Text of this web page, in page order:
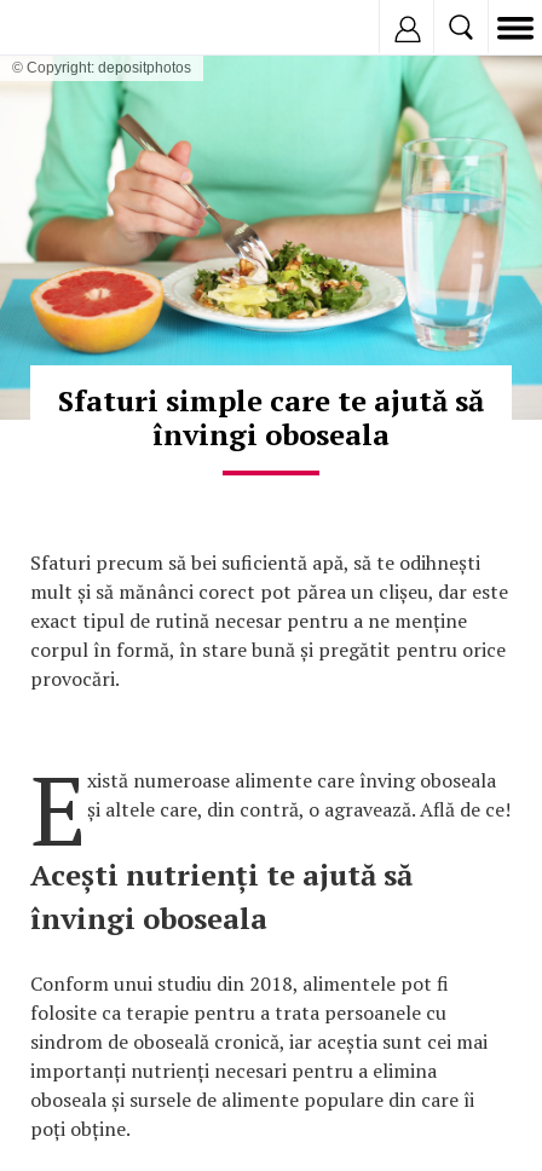
© Copyright: depositphotos
Sfaturi simple care te ajută să
învingi oboseala
Sfaturi precum să bei suficientă apă, să te odihnești
mult și să mănânci corect pot părea un clișeu, dar este
exact tipul de rutină necesar pentru a ne menține
corpul în formă, în stare bună și pregătit pentru orice
provocări.
E xistă numeroase alimente care înving oboseala
și altele care, din contră, o agravează. Află de ce!
Acești nutrienți te ajută să
învingi oboseala
Conform unui studiu din 2018, alimentele pot fi
folosite ca terapie pentru a trata persoanele cu
sindrom de oboseală cronică, iar aceștia sunt cei mai
importanți nutrienți necesari pentru a elimina
oboseala și sursele de alimente populare din care îi
poți obține.